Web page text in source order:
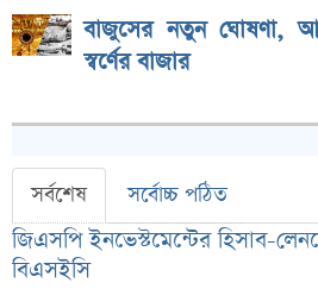
বাজুসের নতুন ঘোষণা,
স্বর্ণের বাজার
সর্বশেষ সর্বোচ্চ পঠিত
জিএসপি ইনভেস্টমেন্টের হিসাব-
বিএসইসি